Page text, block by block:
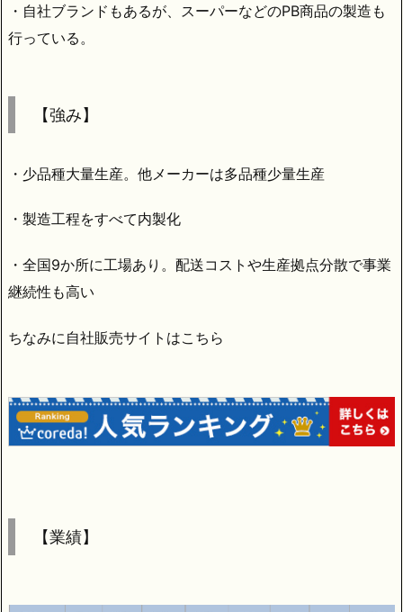
・自社ブランドもあるが、スーパーなどのPB商品の製造も
行っている。
【強み】
・少品種大量生産。他メーカーは多品種少量生産
・製造工程をすべて内製化
・全国9か所に工場あり。配送コストや生産拠点分散で事業
継続性も高い
ちなみに自社販売サイトはこちら
【業績】